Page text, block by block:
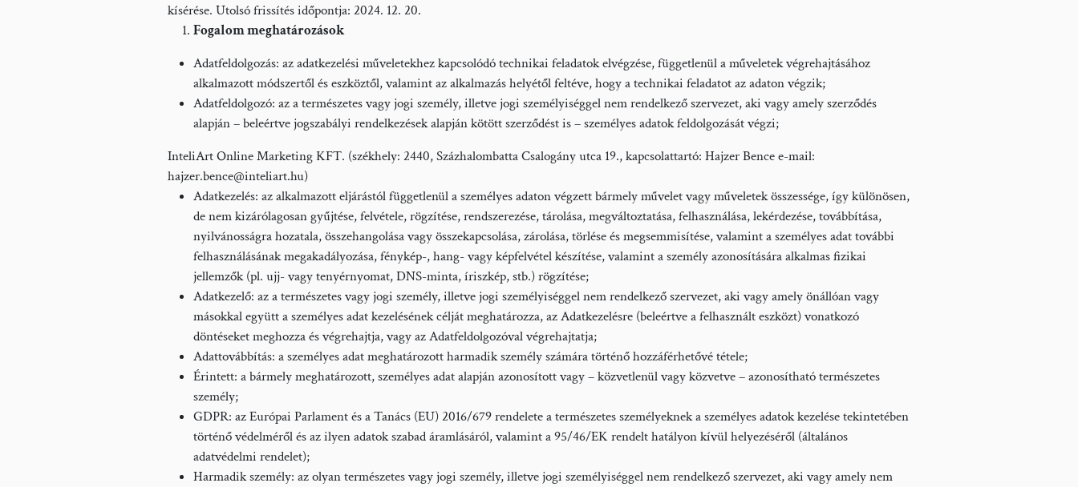
kísérése. Utolsó frissítés időpontja: 2024. 12. 20.
Fogalom meghatározások
Adatfeldolgozás: az adatkezelési műveletekhez kapcsolódó technikai feladatok elvégzése, függetlenül a műveletek végrehajtásához
alkalmazott módszertől és eszköztől, valamint az alkalmazás helyétől feltéve, hogy a technikai feladatot az adaton végzik;
Adatfeldolgozó: az a természetes vagy jogi személy, illetve jogi személyiséggel nem rendelkező szervezet, aki vagy amely szerződés
alapján – beleértve jogszabályi rendelkezések alapján kötött szerződést is – személyes adatok feldolgozását végzi;
InteliArt Online Marketing KFT. (székhely: 2440, Százhalombatta Csalogány utca 19., kapcsolattartó: Hajzer Bence e-mail:
hajzer.bence@inteliart.hu)
Adatkezelés: az alkalmazott eljárástól függetlenül a személyes adaton végzett bármely művelet vagy műveletek összessége, így különösen,
de nem kizárólagosan gyűjtése, felvétele, rögzítése, rendszerezése, tárolása, megváltoztatása, felhasználása, lekérdezése, továbbítása,
nyilvánosságra hozatala, összehangolása vagy összekapcsolása, zárolása, törlése és megsemmisítése, valamint a személyes adat további
felhasználásának megakadályozása, fénykép-, hang- vagy képfelvétel készítése, valamint a személy azonosítására alkalmas fizikai
jellemzők (pl. ujj- vagy tenyérnyomat, DNS-minta, íriszkép, stb.) rögzítése;
Adatkezelő: az a természetes vagy jogi személy, illetve jogi személyiséggel nem rendelkező szervezet, aki vagy amely önállóan vagy
másokkal együtt a személyes adat kezelésének célját meghatározza, az Adatkezelésre (beleértve a felhasznált eszközt) vonatkozó
döntéseket meghozza és végrehajtja, vagy az Adatfeldolgozóval végrehajtatja;
Adattovábbítás: a személyes adat meghatározott harmadik személy számára történő hozzáférhetővé tétele;
Érintett: a bármely meghatározott, személyes adat alapján azonosított vagy – közvetlenül vagy közvetve – azonosítható természetes
személy;
GDPR: az Európai Parlament és a Tanács (EU) 2016/679 rendelete a természetes személyeknek a személyes adatok kezelése tekintetében
történő védelméről és az ilyen adatok szabad áramlásáról, valamint a 95/46/EK rendelt hatályon kívül helyezéséről (általános
adatvédelmi rendelet);
Harmadik személy: az olyan természetes vagy jogi személy, illetve jogi személyiséggel nem rendelkező szervezet, aki vagy amely nem